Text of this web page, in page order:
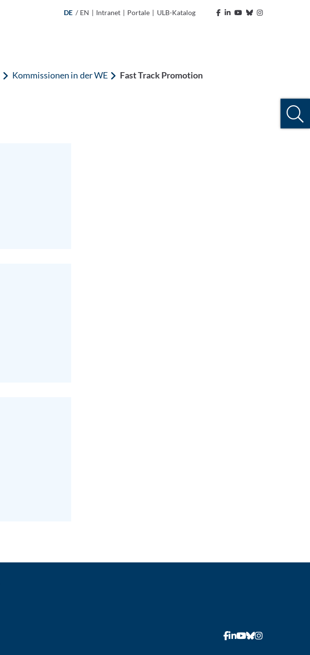
DE / EN | Intranet | Portale | ULB-Katalog
Kommissionen in der WE Fast Track Promotion